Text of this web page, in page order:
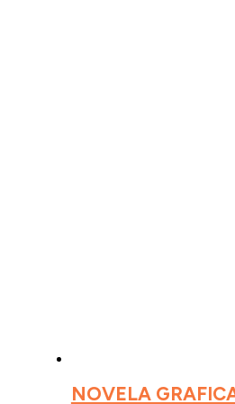
NOVELA